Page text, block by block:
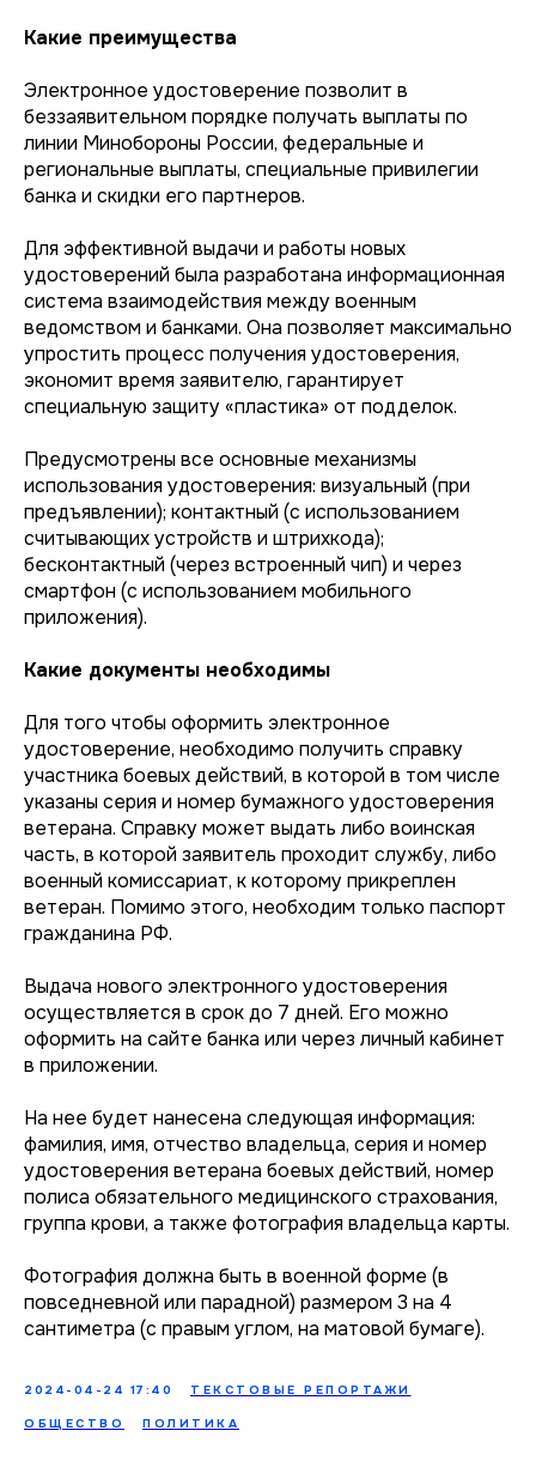
Какие преимущества
Электронное удостоверение позволит в
беззаявительном порядке получать выплаты по
линии Минобороны России, федеральные и
региональные выплаты, специальные привилегии
банка и скидки его партнеров.
Для эффективной выдачи и работы новых
удостоверений была разработана информационная
система взаимодействия между военным
ведомством и банками. Она позволяет максимально
упростить процесс получения удостоверения,
экономит время заявителю, гарантирует
специальную защиту «пластика» от подделок.
Предусмотрены все основные механизмы
использования удостоверения: визуальный (при
предъявлении); контактный (с использованием
считывающих устройств и штрихкода);
бесконтактный (через встроенный чип) и через
смартфон (с использованием мобильного
приложения).
Какие документы необходимы
Для того чтобы оформить электронное
удостоверение, необходимо получить справку
участника боевых действий, в которой в том числе
указаны серия и номер бумажного удостоверения
ветерана. Справку может выдать либо воинская
часть, в которой заявитель проходит службу, либо
военный комиссариат, к которому прикреплен
ветеран. Помимо этого, необходим только паспорт
гражданина РФ.
Выдача нового электронного удостоверения
осуществляется в срок до 7 дней. Его можно
оформить на сайте банка или через личный кабинет
в приложении.
На нее будет нанесена следующая информация:
фамилия, имя, отчество владельца, серия и номер
удостоверения ветерана боевых действий, номер
полиса обязательного медицинского страхования,
группа крови, а также фотография владельца карты.
Фотография должна быть в военной форме (в
повседневной или парадной) размером 3 на 4
сантиметра (с правым углом, на матовой бумаге).
2024-04-24 17:40 ТЕКСТОВЫЕ РЕПОРТАЖИ
ОБЩЕСТВО ПОЛИТИКА